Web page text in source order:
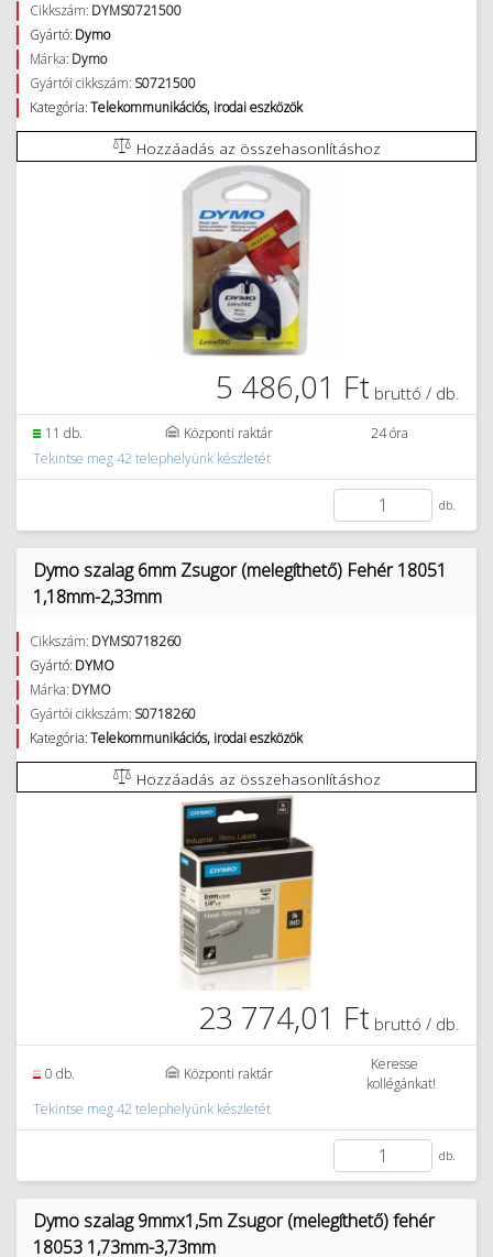
Cikkszám: DYMS0721500
Gyártó: Dymo
Márka: Dymo
Gyártói cikkszám: S0721500
Kategória:Telekommunikációs, irodai eszközök
Hozzáadás az összehasonlításhoz
5 486,01 Ft bruttó / db.
11 db. Központi raktár
24 óra
Tekintse meg 42 telephelyünk készletét
db.
Dymo szalag 6mm Zsugor (melegíthető) Fehér 18051
1,18mm-2,33mm
Cikkszám: DYMS0718260
Gyártó: DYMO
Márka: DYMO
Gyártói cikkszám: S0718260
Kategória:Telekommunikációs, irodai eszközök
Hozzáadás az összehasonlításhoz
23 774,01 Ft bruttó / db.
0 db. Központi raktár
Keresse
kollégánkat!
Tekintse meg 42 telephelyünk készletét
db.
Dymo szalag 9mmx1,5m Zsugor (melegíthető) fehér
18053 1,73mm-3,73mm